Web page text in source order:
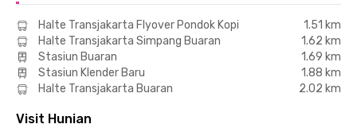
Halte Transjakarta Flyover Pondok Kopi
1.51 km
Halte Transjakarta Simpang Buaran
1.62 km
Stasiun Buaran
1.69 km
Stasiun Klender Baru
1.88 km
Halte Transjakarta Buaran
2.02 km
Visit Hunian